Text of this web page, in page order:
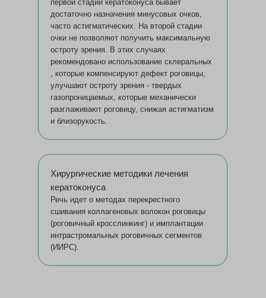
Хирургические методики лечения
кератоконуса
Речь идет о методах перекрестного
сшивания коллагеновых волокон роговицы
(роговичный кросслинкинг) и имплантации
интрастромальных роговичных сегментов
(ИИРС).
первой стадии кератоконуса бывает
достаточно назначения минусовых очков,
часто астигматических. На второй стадии
очки не позволяют получить максимальную
остроту зрения. В этих случаях
рекомендовано использование склеральных
, которые компенсируют дефект роговицы,
улучшают остроту зрения - твердых
газопроницаемых, которые механически
разглаживают роговицу, снижая астигматизм
и близорукость.